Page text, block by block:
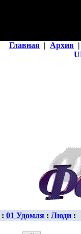
Главная | Архив |
: 01 Удомля : Люди :